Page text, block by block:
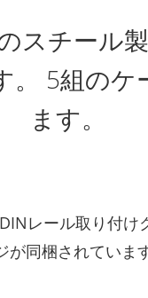
スチール
。 5組の
ます。
レール取り付け
同梱されています